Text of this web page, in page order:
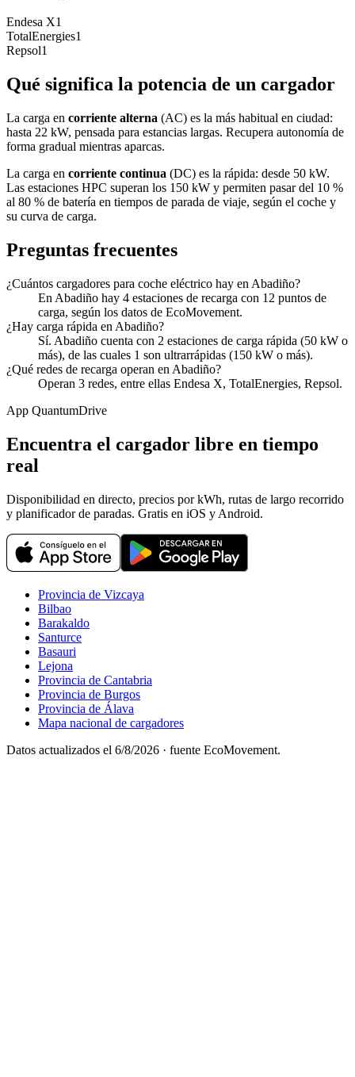
Endesa X1
TotalEnergies1
Repsol1
Qué significa la potencia de un cargador
La carga en corriente alterna (AC) es la más habitual en ciudad:
hasta 22 kW, pensada para estancias largas. Recupera autonomía de
forma gradual mientras aparcas.
La carga en corriente continua (DC) es la rápida: desde 50 kW.
Las estaciones HPC superan los 150 kW y permiten pasar del 10 %
al 80 % de batería en tiempos de parada de viaje, según el coche y
su curva de carga.
Preguntas frecuentes
¿Cuántos cargadores para coche eléctrico hay en Abadiño?
En Abadiño hay 4 estaciones de recarga con 12 puntos de
carga, según los datos de EcoMovement.
¿Hay carga rápida en Abadiño?
Sí. Abadiño cuenta con 2 estaciones de carga rápida (50 kW o
más), de las cuales 1 son ultrarrápidas (150 kW o más).
¿Qué redes de recarga operan en Abadiño?
Operan 3 redes, entre ellas Endesa X, TotalEnergies, Repsol.
App QuantumDrive
Encuentra el cargador libre en tiempo
real
Disponibilidad en directo, precios por kWh, rutas de largo recorrido
y planificador de paradas. Gratis en iOS y Android.
Provincia de Vizcaya
Bilbao
Barakaldo
Santurce
Basauri
Lejona
Provincia de Cantabria
Provincia de Burgos
Provincia de Álava
Mapa nacional de cargadores
Datos actualizados el 6/8/2026 · fuente EcoMovement.